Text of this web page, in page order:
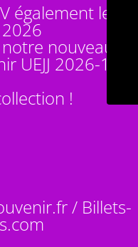
également le 14
nouveauté :
UEJJ 2026-10
!
/ Billets-